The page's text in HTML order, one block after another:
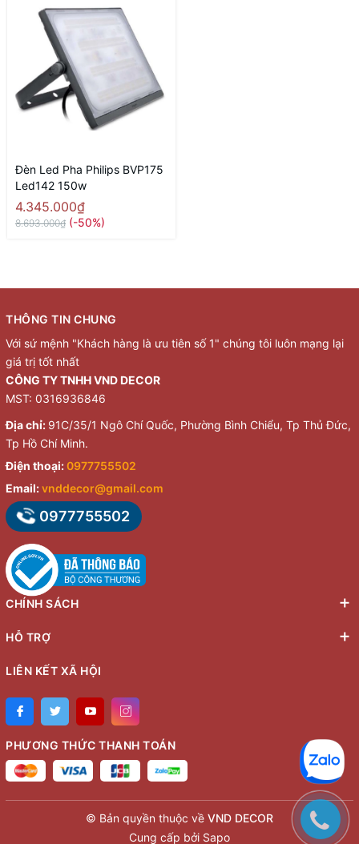
Đèn Led Pha Philips BVP175
Led142 150w
4.345.000₫
8.693.000₫ (-50%)
THÔNG TIN CHUNG
Với sứ mệnh "Khách hàng là ưu tiên số 1" chúng tôi luôn mạng lại
giá trị tốt nhất
CÔNG TY TNHH VND DECOR
MST: 0316936846
Địa chỉ: 91C/35/1 Ngô Chí Quốc, Phường Bình Chiểu, Tp Thủ Đức,
Tp Hồ Chí Minh.
Điện thoại: 0977755502
Email:vnddecor@gmail.com
0977755502
CHÍNH SÁCH
HỖ TRỢ
LIÊN KẾT XÃ HỘI
PHƯƠNG THỨC THANH TOÁN
© Bản quyền thuộc về VND DECOR
Cung cấp bởi Sapo